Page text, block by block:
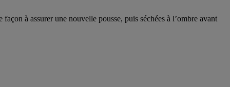
à assurer une nouvelle pousse, puis séchées à l’ombre avant